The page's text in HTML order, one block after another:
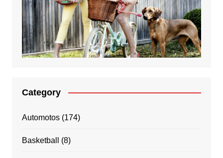
Category
Automotos(174)
Basketball (8)